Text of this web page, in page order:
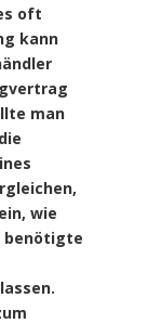
oft
kann
man
wie
benötigte